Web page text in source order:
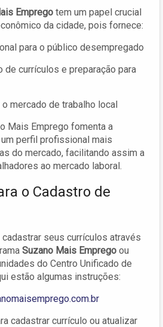
Emprego tem um papel crucial
da cidade, pois fornece:
para o público desempregado
de currículos e preparação para
mercado de trabalho local
Mais Emprego fomenta a
perfil profissional mais
do mercado, facilitando assim a
ao mercado laboral.
o Cadastro de
seus currículos através
Suzano Mais Emprego ou
do Centro Unificado de
estão algumas instruções:
cadastrar currículo ou atualizar